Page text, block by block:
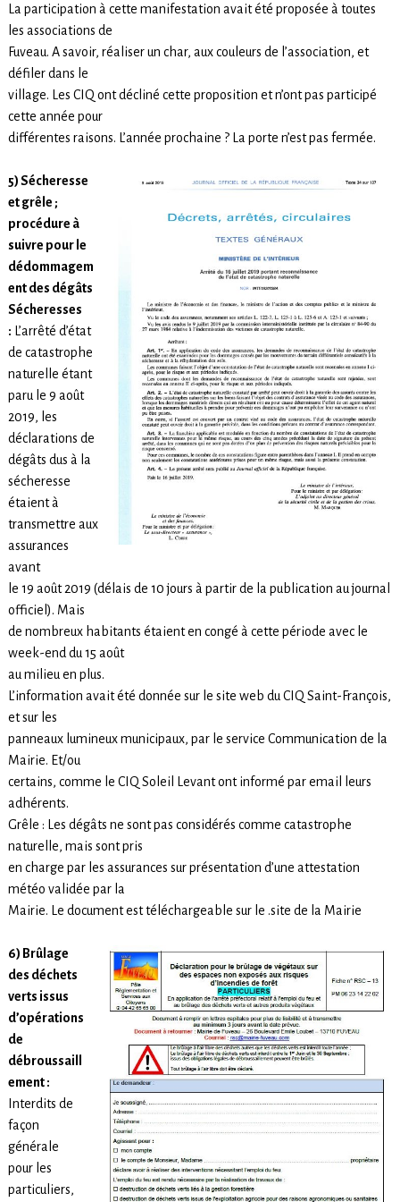
La participation à cette manifestation avait été proposée à toutes
les associations de
Fuveau. A savoir, réaliser un char, aux couleurs de l’association, et
défiler dans le
village. Les CIQ ont décliné cette proposition et n’ont pas participé
cette année pour
différentes raisons. L’année prochaine ? La porte n’est pas fermée.
5) Sécheresse
et grêle ;
procédure à
suivre pour le
dédommagem
ent des dégâts
Sécheresses
: L’arrêté d’état
de catastrophe
naturelle étant
paru le 9 août
2019, les
déclarations de
dégâts dus à la
sécheresse
étaient à
transmettre aux
assurances
avant
le 19 août 2019 (délais de 10 jours à partir de la publication au journal
officiel). Mais
de nombreux habitants étaient en congé à cette période avec le
week-end du 15 août
au milieu en plus.
L’information avait été donnée sur le site web du CIQ Saint-François,
et sur les
panneaux lumineux municipaux, par le service Communication de la
Mairie. Et/ou
certains, comme le CIQ Soleil Levant ont informé par email leurs
adhérents.
Grêle : Les dégâts ne sont pas considérés comme catastrophe
naturelle, mais sont pris
en charge par les assurances sur présentation d’une attestation
météo validée par la
Mairie. Le document est téléchargeable sur le .site de la Mairie
6) Brûlage
des déchets
verts issus
d’opérations
de
débroussaill
ement :
Interdits de
façon
générale
pour les
particuliers,